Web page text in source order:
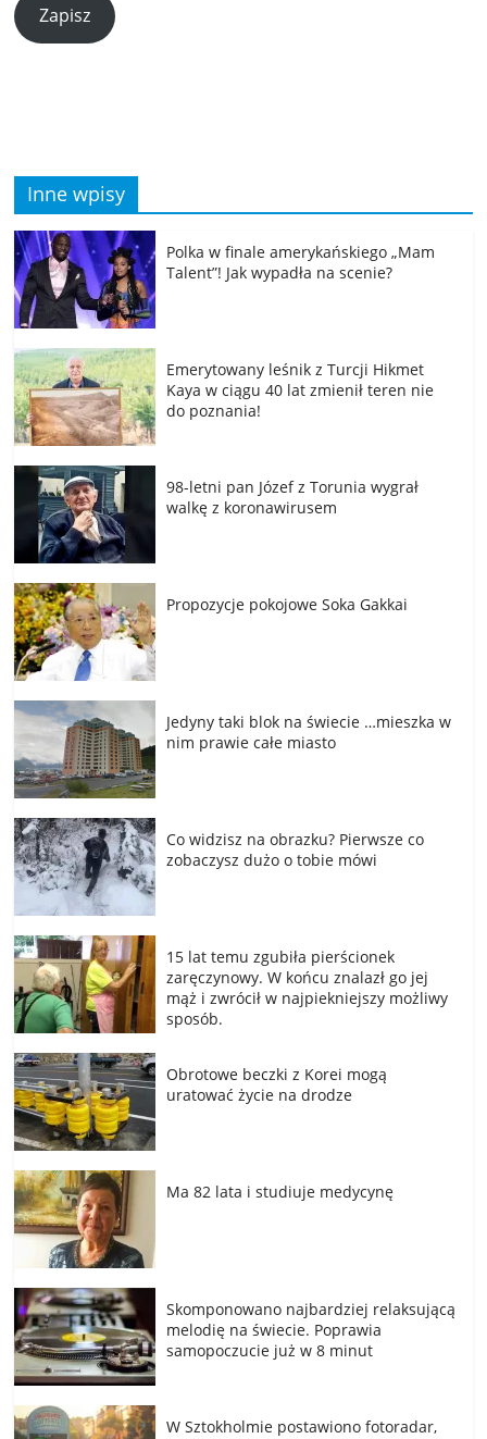
Zapisz
Inne wpisy
Polka w finale amerykańskiego „Mam
Talent”! Jak wypadła na scenie?
Emerytowany leśnik z Turcji Hikmet
Kaya w ciągu 40 lat zmienił teren nie
do poznania!
98-letni pan Józef z Torunia wygrał
walkę z koronawirusem
Propozycje pokojowe Soka Gakkai
Jedyny taki blok na świecie …mieszka w
nim prawie całe miasto
Co widzisz na obrazku? Pierwsze co
zobaczysz dużo o tobie mówi
15 lat temu zgubiła pierścionek
zaręczynowy. W końcu znalazł go jej
mąż i zwrócił w najpiekniejszy możliwy
sposób.
Obrotowe beczki z Korei mogą
uratować życie na drodze
Ma 82 lata i studiuje medycynę
Skomponowano najbardziej relaksującą
melodię na świecie. Poprawia
samopoczucie już w 8 minut
W Sztokholmie postawiono fotoradar,